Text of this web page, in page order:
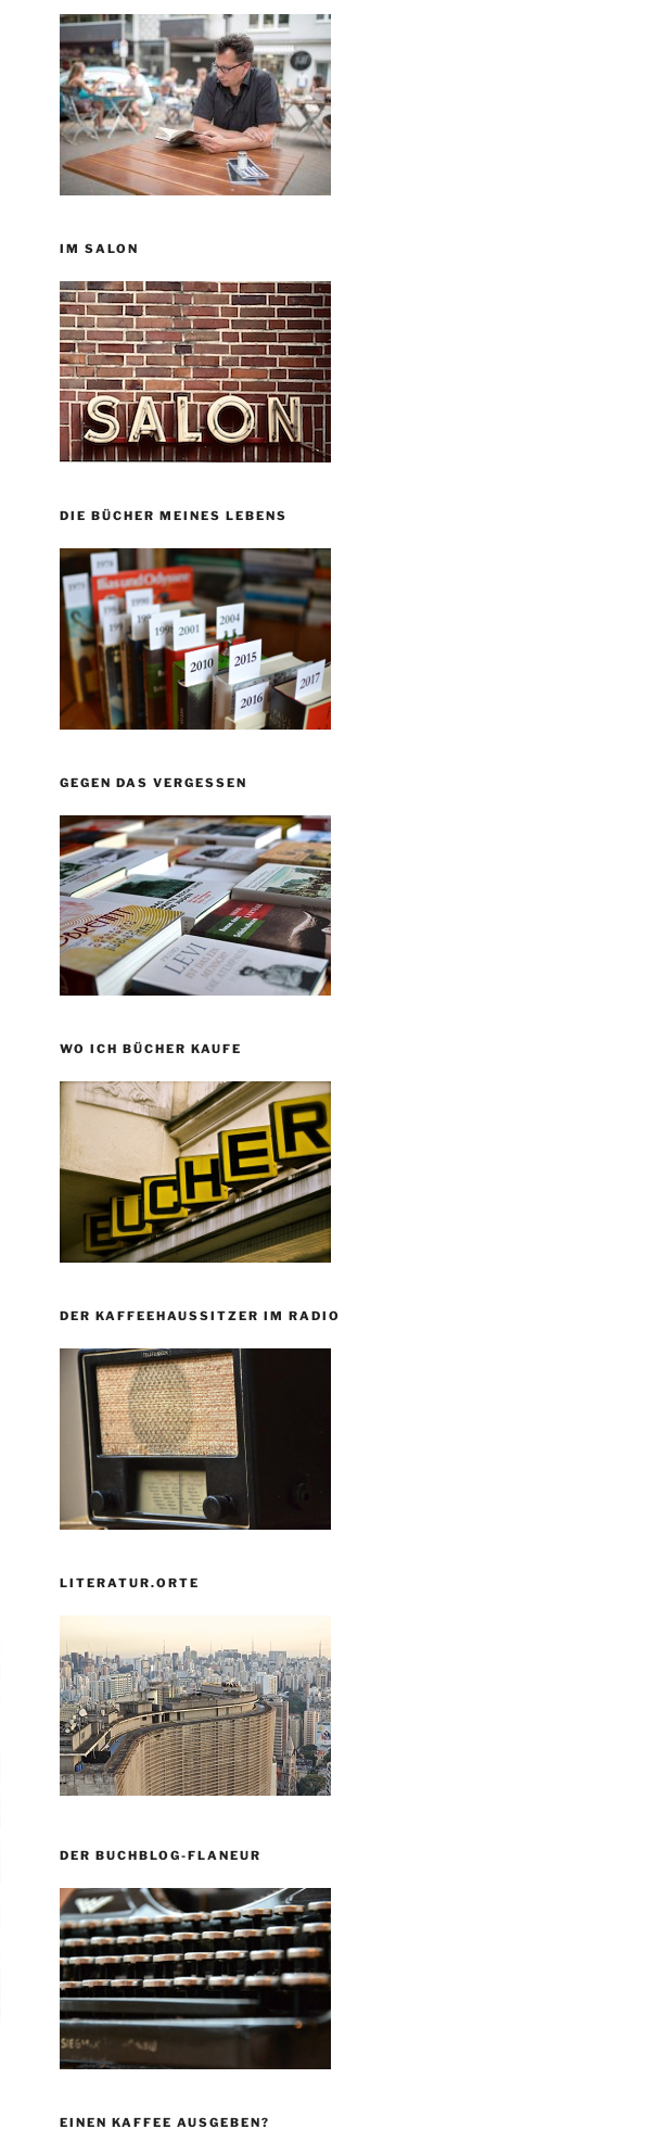
IM SALON
DIE BÜCHER MEINES LEBENS
GEGEN DAS VERGESSEN
WO ICH BÜCHER KAUFE
DER KAFFEEHAUSSITZER IM RADIO
LITERATUR.ORTE
DER BUCHBLOG-FLANEUR
EINEN KAFFEE AUSGEBEN?